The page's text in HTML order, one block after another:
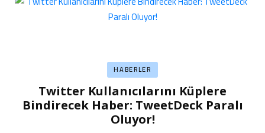
HABERLER
Twitter Kullanıcılarını Küplere
Bindirecek Haber: TweetDeck Paralı
Oluyor!